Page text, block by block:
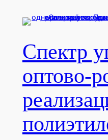
Спектр
оптово-